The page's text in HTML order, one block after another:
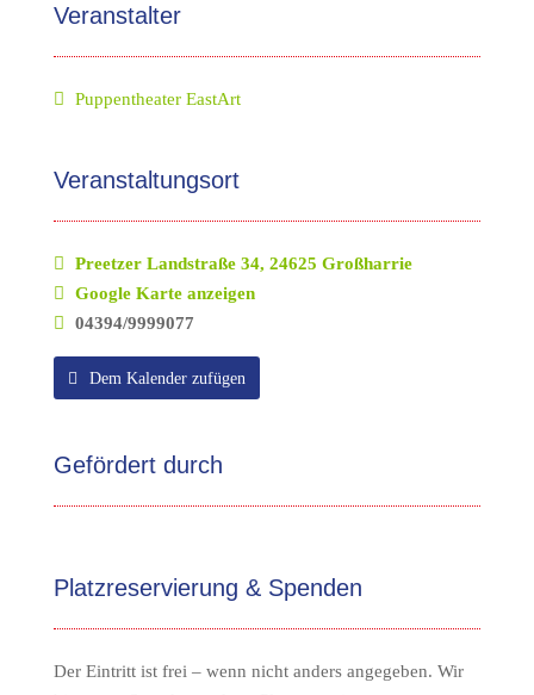
Veranstalter
Puppentheater EastArt
Veranstaltungsort
Preetzer Landstraße 34, 24625 Großharrie
Google Karte anzeigen
04394/9999077
Dem Kalender zufügen
Gefördert durch
Platzreservierung & Spenden
Der Eintritt ist frei – wenn nicht anders angegeben. Wir